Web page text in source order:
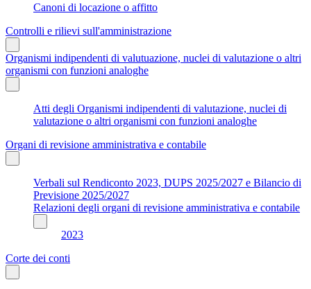
Canoni di locazione o affitto
Controlli e rilievi sull'amministrazione
Organismi indipendenti di valutuazione, nuclei di valutazione o altri
organismi con funzioni analoghe
Atti degli Organismi indipendenti di valutazione, nuclei di
valutazione o altri organismi con funzioni analoghe
Organi di revisione amministrativa e contabile
Verbali sul Rendiconto 2023, DUPS 2025/2027 e Bilancio di
Previsione 2025/2027
Relazioni degli organi di revisione amministrativa e contabile
2023
Corte dei conti